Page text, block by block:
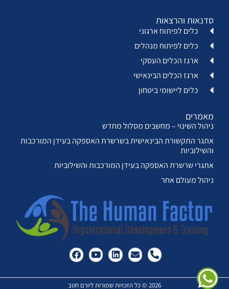
סדנאות והרצאות
כלים לפיתוח ארגוני
כלים לפיתוח מנהלים
ארגז הכלים העסקי
ארגז הכלים הבינאישי
כלים ליישומי ביטחון
מאמרים
ניהול השינוי – מחשבים מסלול מחדש
אתגר התקשורת הבינאישית בשרשרת האספקה בעידן המורכבות
והשילוביות
אתגרי שרשרת האספקה בעידן המורכבות והשילוביות
ניהול מעולם אחר
2026 © כל הזכויות שמורות ליורם חטב